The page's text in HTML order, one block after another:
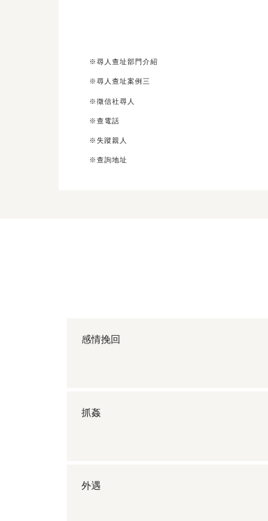
※尋人查址部門介紹
※尋人查址案例三
※徵信社尋人
※查電話
※失蹤親人
※查詢地址
感情挽回
抓姦
外遇